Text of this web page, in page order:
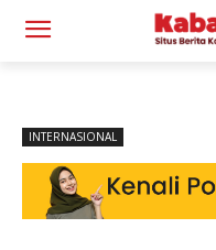
INTERNASIONAL